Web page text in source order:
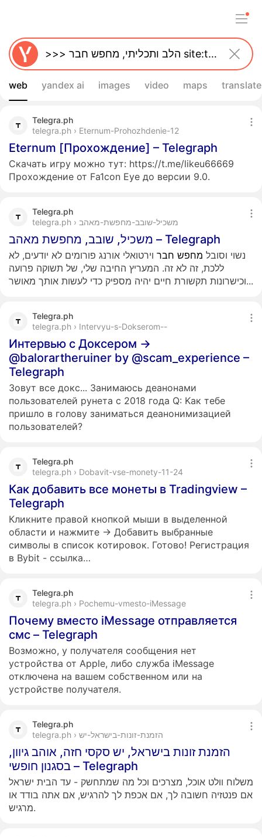
web yandex ai images video maps translate
Telegra.ph
telegra.ph › Eternum-Prohozhdenie-12
Eternum [Прохождение] – Telegraph
Скачать игру можно тут: https://t.me/likeu66669
Прохождение от Fa1con Eye до версии 9.0.
Telegra.ph
telegra.ph › משכיל-שובב-מחפשת-מאהב
משכיל, שובב, מחפשת מאהב – Telegraph
נשוי וסובל מחפש חבר וירטואלי אורנג פורומים לא יודעים, לא
ללכת, זה לא זה. המעריץ החיבה שלי, של תשוקה פרועה
וכישרונות תקשורת חיים יהיה מספיק כדי לעשות אותך מאושר...
Telegra.ph
telegra.ph › Intervyu-s-Dokserom--
Интервью с Доксером ->
@balorartheruiner by @scam_experience –
Telegraph
Зовут все докс... Занимаюсь деанонами
пользователей рунета с 2018 года Q: Kак тебе
пришло в голову заниматься деанонимизацией
пользователей?
Telegra.ph
telegra.ph › Dobavit-vse-monety-11-24
Как добавить все монеты в Tradingview –
Telegraph
Кликните правой кнопкой мыши в выделенной
области и нажмите -> Добавить выбранные
символы в список котировок. Готово! Регистрация
в Bybit - ссылка…
Telegra.ph
telegra.ph › Pochemu-vmesto-iMessage
Почему вместо iMessage отправляется
смс – Telegraph
Возможно, у получателя сообщения нет
устройства от Apple, либо служба iMessage
отключена на вашем собственном или на
устройстве получателя.
Telegra.ph
telegra.ph › הזמנת-זונות-בישראל-יש
הזמנת זונות בישראל, יש סקסי חזה, אוהב גיוון,
בסגנון חופשי – Telegraph
משלוח וולט אוכל, מצרכים וכל מה שמתחשק - עד הבית ישראל
אם פנטזיה חשובה לך, אם אכפת לך להרגיש, אם אתה בודד או
מרגיש.